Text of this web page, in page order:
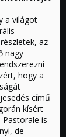
a világot
az
nagy
hogy a
című
kísért
is
de